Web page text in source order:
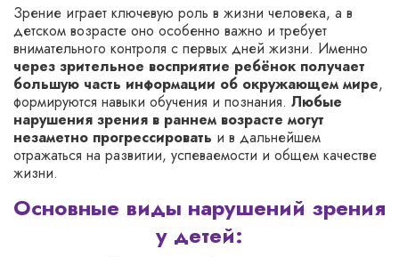
Зрение играет ключевую роль в жизни человека, а в
детском возрасте оно особенно важно и требует
внимательного контроля с первых дней жизни. Именно
через зрительное восприятие ребёнок получает
большую часть информации об окружающем мире,
формируются навыки обучения и познания. Любые
нарушения зрения в раннем возрасте могут
незаметно прогрессировать и в дальнейшем
отражаться на развитии, успеваемости и общем качестве
жизни.
Основные виды нарушений зрения
у детей: